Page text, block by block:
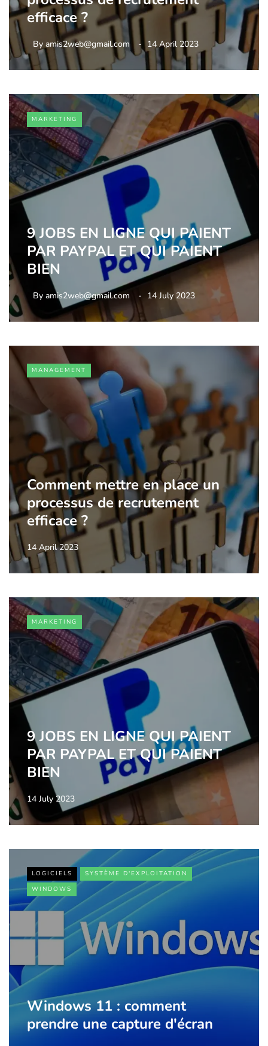
efficace ?
By amis2web@gmail.com 14 April 2023
MARKETING
9 JOBS EN LIGNE QUI PAIENT
PAR PAYPAL ET QUI PAIENT
BIEN
By amis2web@gmail.com 14 July 2023
MANAGEMENT
Comment mettre en place un
processus de recrutement
efficace ?
14 April 2023
MARKETING
9 JOBS EN LIGNE QUI PAIENT
PAR PAYPAL ET QUI PAIENT
BIEN
14 July 2023
LOGICIELS
SYSTÈME D'EXPLOITATION
WINDOWS
Windows 11 : comment
prendre une capture d'écran